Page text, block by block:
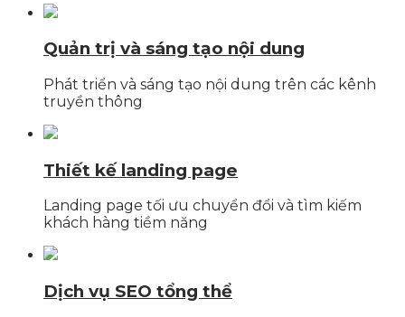
Quản trị và sáng tạo nội dung
Phát triển và sáng tạo nội dung trên các kênh
truyền thông
Thiết kế landing page
Landing page tối ưu chuyển đổi và tìm kiếm
khách hàng tiềm năng
Dịch vụ SEO tổng thể